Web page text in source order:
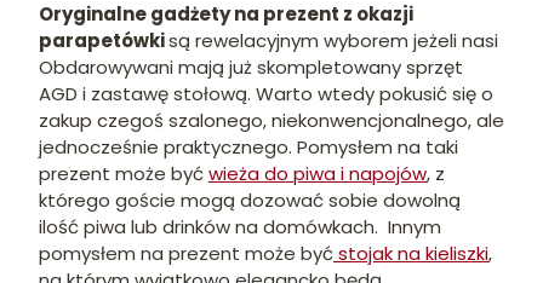
Oryginalne gadżety na prezent z okazji
parapetówkisą rewelacyjnym wyborem jeżeli nasi
Obdarowywani mają już skompletowany sprzęt
AGD i zastawę stołową. Warto wtedy pokusić się o
zakup czegoś szalonego, niekonwencjonalnego, ale
jednocześnie praktycznego. Pomysłem na taki
prezent może byćwieża do piwa i napojów, z
którego goście mogą dozować sobie dowolną
ilość piwa lub drinków na domówkach. Innym
pomysłem na prezent może byćstojak na kieliszki,